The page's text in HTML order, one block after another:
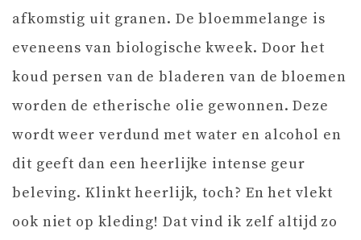
afkomstig uit granen. De bloemmelange is
eveneens van biologische kweek. Door het
koud persen van de bladeren van de bloemen
worden de etherische olie gewonnen. Deze
wordt weer verdund met water en alcohol en
dit geeft dan een heerlijke intense geur
beleving. Klinkt heerlijk, toch? En het vlekt
ook niet op kleding! Dat vind ik zelf altijd zo